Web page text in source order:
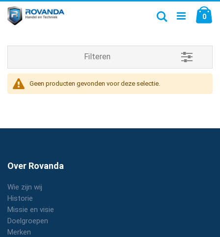
Ga
naar
de
0
Zoek
Filteren
Geen producten gevonden voor deze selectie.
Over Rovanda
Wie zijn wij
Historie
Missie en visie
Doelgroepen
Merken